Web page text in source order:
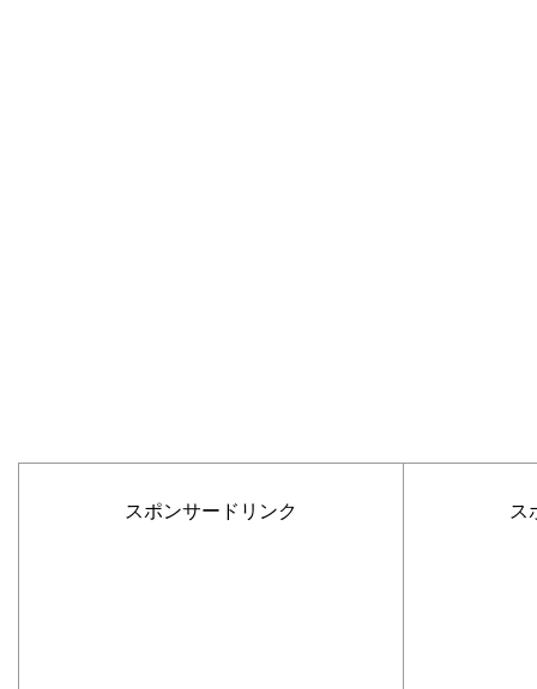
スポンサードリンク ス